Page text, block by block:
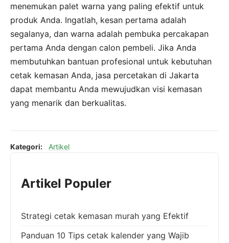
menemukan palet warna yang paling efektif untuk
produk Anda. Ingatlah, kesan pertama adalah
segalanya, dan warna adalah pembuka percakapan
pertama Anda dengan calon pembeli. Jika Anda
membutuhkan bantuan profesional untuk kebutuhan
cetak kemasan Anda, jasa percetakan di Jakarta
dapat membantu Anda mewujudkan visi kemasan
yang menarik dan berkualitas.
Kategori: Artikel
Artikel Populer
Strategi cetak kemasan murah yang Efektif
Panduan 10 Tips cetak kalender yang Wajib